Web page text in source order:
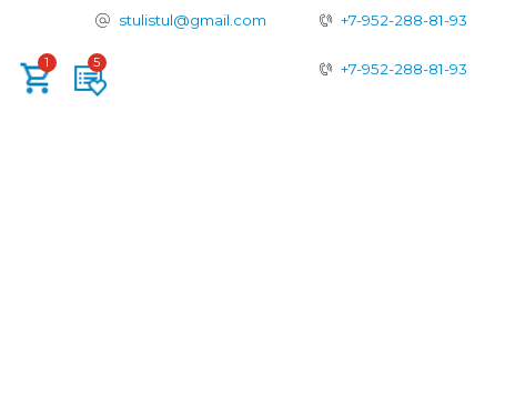
+7-952-288-81-93
stulistul@gmail.com